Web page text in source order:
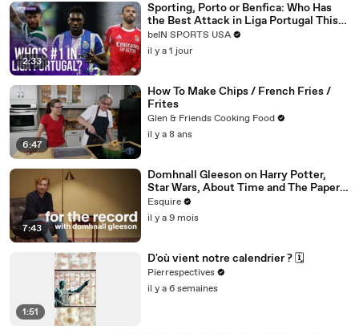
2:33
Sporting, Porto or Benfica: Who Has
the Best Attack in Liga Portugal This
Season? | beIN SPORTS USA
beIN SPORTS USA
il y a 1 jour
6:47
How To Make Chips / French Fries /
Frites
Glen & Friends Cooking Food
il y a 8 ans
7:43
Domhnall Gleeson on Harry Potter,
Star Wars, About Time and The Paper |
For the Record | Esquire
Esquire
il y a 9 mois
1:51
D'où vient notre calendrier ? 🗓️
Pierrespectives
il y a 6 semaines